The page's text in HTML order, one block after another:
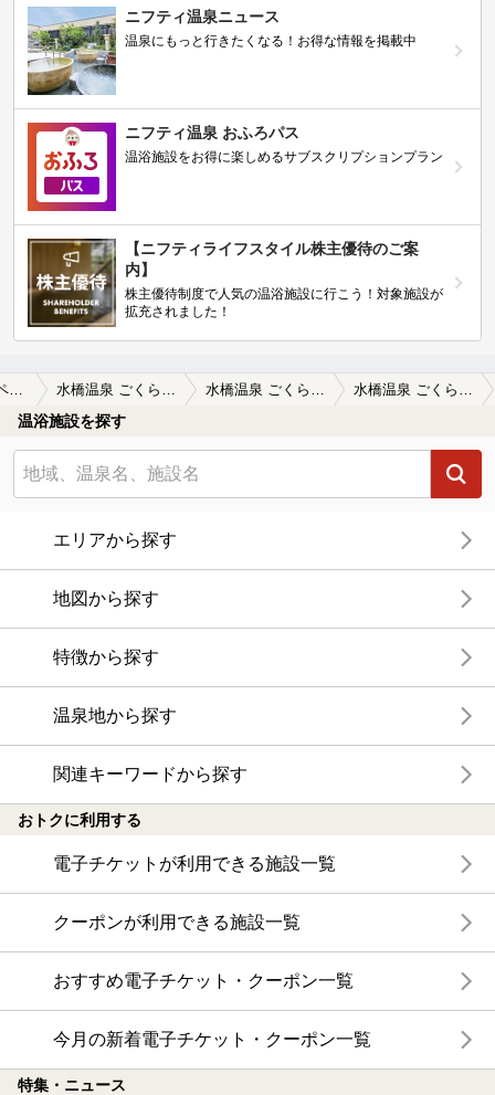
ニフティ温泉ニュース
温泉にもっと行きたくなる！お得な情報を掲載中
ニフティ温泉 おふろパス
温浴施設をお得に楽しめるサブスクリプションプラン
【ニフティライフスタイル株主優待のご案
内】
株主優待制度で人気の温浴施設に行こう！対象施設が
拡充されました！
温浴施設を探す
エリアから探す
地図から探す
特徴から探す
温泉地から探す
関連キーワードから探す
おトクに利用する
電子チケットが利用できる施設一覧
クーポンが利用できる施設一覧
おすすめ電子チケット・クーポン一覧
今月の新着電子チケット・クーポン一覧
特集・ニュース